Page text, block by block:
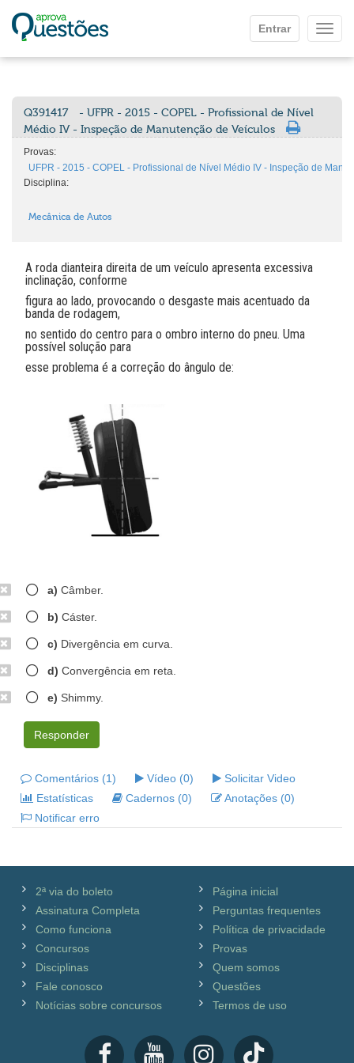
Entrar
Q391417
- UFPR - 2015 - COPEL - Profissional de Nível
Médio IV - Inspeção de Manutenção de Veículos
Provas:
UFPR - 2015 - COPEL - Profissional de Nível Médio IV - Inspeção de
Disciplina:
Mecânica de Autos
A roda dianteira direita de um veículo apresenta excessiva
inclinação, conforme
figura ao lado, provocando o desgaste mais acentuado da
banda de rodagem,
no sentido do centro para o ombro interno do pneu. Uma
possível solução para
esse problema é a correção do ângulo de:
a) Câmber.
b) Cáster.
c) Divergência em curva.
d) Convergência em reta.
e) Shimmy.
Responder
Comentários (1) Vídeo (0)
Solicitar Video
Estatísticas
Cadernos (0)
Anotações (0)
Notificar erro
2ª via do boleto
Assinatura Completa
Como funciona
Concursos
Disciplinas
Fale conosco
Notícias sobre concursos
Página inicial
Perguntas frequentes
Política de privacidade
Provas
Quem somos
Questões
Termos de uso